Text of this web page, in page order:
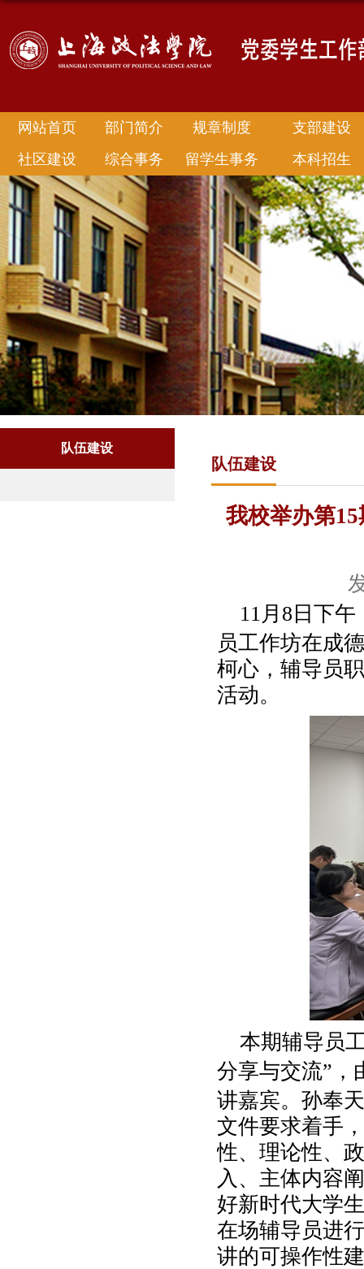
网站首页 部门简介 规章制度
支部建设
社区建设
综合事务 留学生事务 本科招生
队伍建设
队伍建设
我校举办第
11月 8日下午
员工作坊在成
柯心，辅导员
活动。
本期辅导员
分享与交流” ，
讲嘉宾。 孙奉
文件要求着手
性、理论性、
入、主体内容
好新时代大学
在场辅导员进
讲的可操作性